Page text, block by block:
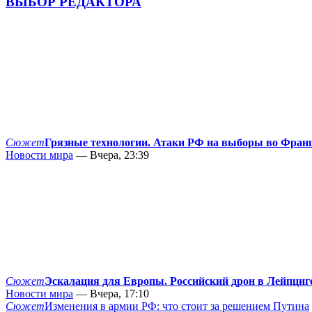
СюжетГрязные технологии. Атаки РФ на выборы во
Новости мира — Вчера, 23:39
СюжетЭскалация для Европы. Российский дрон в
Новости мира — Вчера, 17:10
СюжетИзменения в армии РФ: что стоит за решением Путина